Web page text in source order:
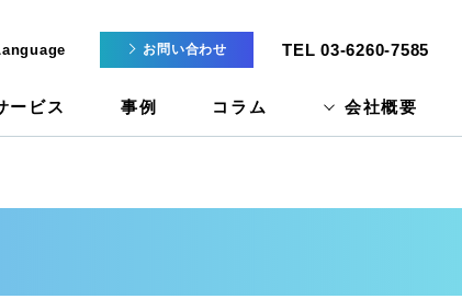
お問い合わせ TEL 03-6260-7585
ービス 事例 コラム 会社概要